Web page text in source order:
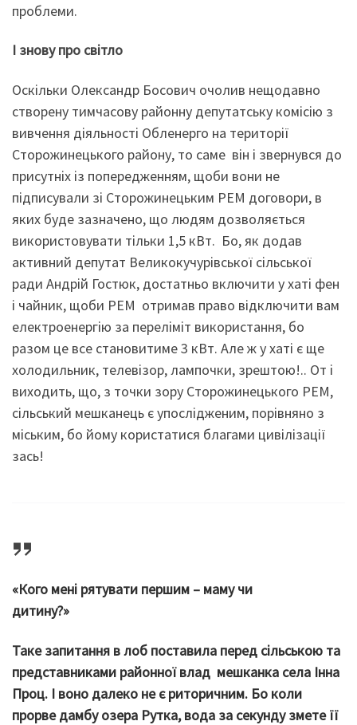
проблеми.
І знову про світло
Оскільки Олександр Босович очолив нещодавно
створену тимчасову районну депутатську комісію з
вивчення діяльності Обленерго на території
Сторожинецького району, то саме він і звернувся до
присутніх із попередженням, щоби вони не
підписували зі Сторожинецьким РЕМ договори, в
яких буде зазначено, що людям дозволяється
використовувати тільки 1,5 кВт. Бо, як додав
активний депутат Великокучурівської сільської
ради Андрій Гостюк, достатньо включити у хаті фен
і чайник, щоби РЕМ отримав право відключити вам
електроенергію за переліміт використання, бо
разом це все становитиме 3 кВт. Але ж у хаті є ще
холодильник, телевізор, лампочки, зрештою!.. От і
виходить, що, з точки зору Сторожинецького РЕМ,
сільський мешканець є упослідженим, порівняно з
міським, бо йому користатися благами цивілізації
зась!
«Кого мені рятувати першим – маму чи
дитину?»
Таке запитання в лоб поставила перед сільською та
представниками районної влад мешканка села Інна
Проц. І воно далеко не є риторичним. Бо коли
прорве дамбу озера Рутка, вода за секунду змете її